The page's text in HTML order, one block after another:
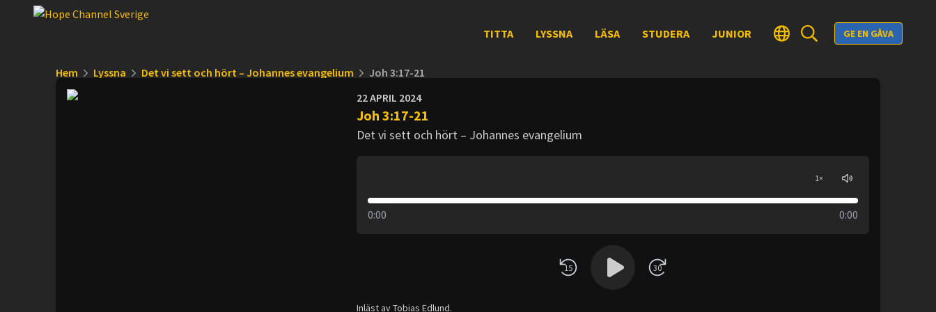
TITTA LYSSNA LÄSA STUDERA JUNIOR GE EN GÅVA
Hem Lyssna Det vi sett och hört – Johannes evangelium
Joh 3:17-21
22 APRIL 2024
Joh 3:17-21
Det vi sett och hört – Johannes evangelium
1×
0:00 0:00
15 30
Inläst av Tobias Edlund.